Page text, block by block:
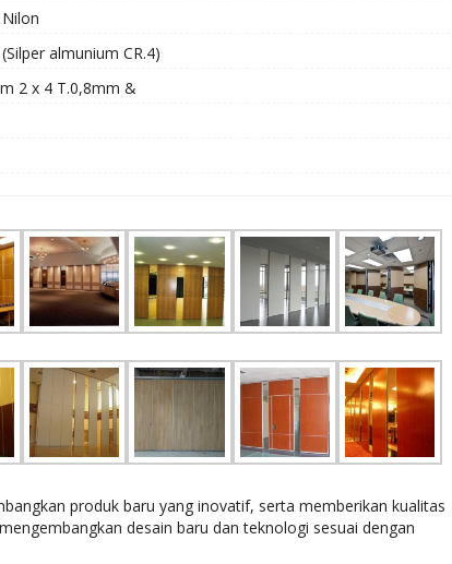
almunium CR.4)
2 x 4 T.0,8mm &
produk baru yang inovatif, serta memberikan kualitas
desain baru dan teknologi sesuai dengan